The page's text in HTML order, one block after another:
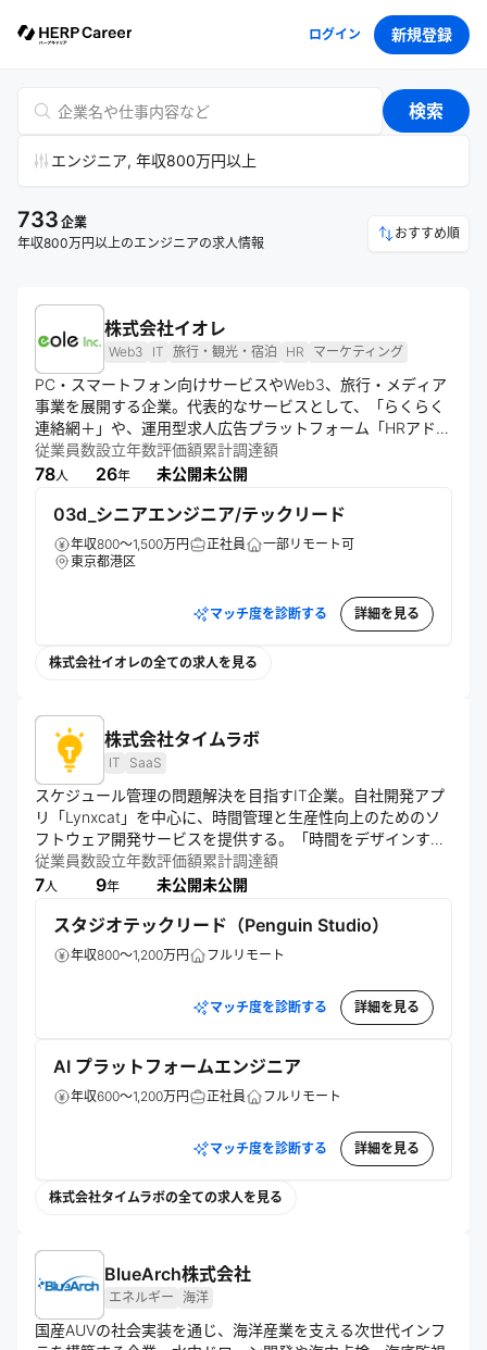
ログイン 新規登録
検索
エンジニア, 年収800万円以上
733 企業
年収800万円以上のエンジニアの求人情報
おすすめ順
株式会社イオレ
Web3 IT 旅行・観光・宿泊 HR マーケティング
PC・スマートフォン向けサービスやWeb3、旅行・メディア
事業を展開する企業。代表的なサービスとして、「らくらく
連絡網＋」や、運用型求人広告プラットフォーム「HRアドプ
ラットフォーム」を提供。さらに日帰り旅行予約サイト「ポ
ケカル」、グランピングメディア「休日グランピング部」な
ニーズに応える新しい価値を創造している。
従業員数
78人
設立年数
26年
評価額
未公開
累計調達額
未公開
03d_シニアエンジニア/テックリード
年収800～1,500万円 正社員
一部リモート可
東京都港区
マッチ度を診断する 詳細を見る
株式会社イオレの全ての求人を見る
株式会社タイムラボ
IT SaaS
スケジュール管理の問題解決を目指すIT企業。自社開発アプ
リ「Lynxcat」を中心に、時間管理と生産性向上のためのソ
フトウェア開発サービスを提供する。「時間をデザインす
る」をコンセプトに、国内外での事業展開と組織拡大を図
る。
従業員数
7人
設立年数
9年
評価額
未公開
累計調達額
未公開
スタジオテックリード（Penguin Studio）
年収800～1,200万円 フルリモート
マッチ度を診断する 詳細を見る
AI プラットフォームエンジニア
年収600～1,200万円 正社員 フルリモート
マッチ度を診断する 詳細を見る
株式会社タイムラボの全ての求人を見る
BlueArch株式会社
エネルギー 海洋
国産AUVの社会実装を通じ、海洋産業を支える次世代インフ